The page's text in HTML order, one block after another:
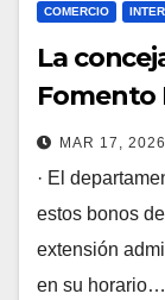
COMERCIO
La
Fomento
‘brecha
físicos
bonos
MAR 17, 2026
· El
estos bonos
extensión
en su horario…